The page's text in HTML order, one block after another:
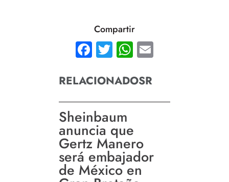
Compartir
Facebook
TwitterWhatsApp
RELACIONADOSR
Sheinbaum
anuncia que
Gertz Manero
será embajador
de México en